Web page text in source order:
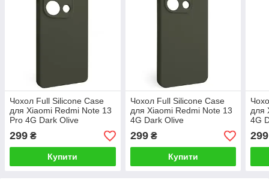
Чохол Full Silicone Case
для Xiaomi Redmi Note 13
Pro 4G Dark Olive
299 ₴
Купити
Чохол Full Silicone Case
для Xiaomi Redmi Note 13
4G Dark Olive
299₴
Купити
для
4G
299